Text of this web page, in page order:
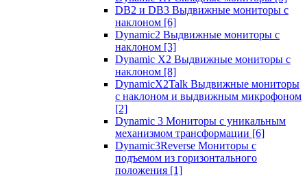
DB2 и DB3 Выдвижные мониторы с
наклоном [6]
Dynamic2 Выдвижные мониторы с
наклоном [3]
Dynamic X2 Выдвижные мониторы с
наклоном [8]
DynamicX2Talk Выдвижные мониторы
с наклоном и выдвижным микрофоном
[2]
Dynamic 3 Мониторы с уникальным
механизмом трансформации [6]
Dynamic3Reverse Мониторы с
подъемом из горизонтального
положения [1]